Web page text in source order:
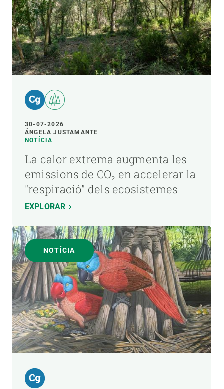
30-07-2026
ÁNGELA JUSTAMANTE
NOTÍCIA
La calor extrema augmenta les
emissions de CO₂ en accelerar la
"respiració" dels ecosistemes
EXPLORAR
NOTÍCIA